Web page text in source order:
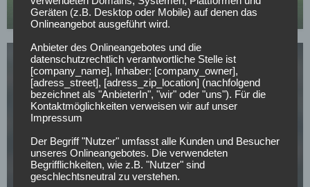
12.05.2026
CL-Sieg und dann weg? PSG-Star im Visier von
europäischen Topklubs
08.05.2026
Geräten (z.B. Desktop oder Mobile) auf denen das
Onlineangebot ausgeführt wird.
Anbieter des Onlineangebotes und die
datenschutzrechtlich verantwortliche Stelle ist
[company_name], Inhaber: [company_owner],
[adress_street], [adress_zip_location] (nachfolgend
bezeichnet als "AnbieterIn", "wir" oder "uns"). Für die
Kontaktmöglichkeiten verweisen wir auf unser
Impressum
Der Begriff "Nutzer" umfasst alle Kunden und Besucher
unseres Onlineangebotes. Die verwendeten
Begrifflichkeiten, wie z.B. "Nutzer" sind
geschlechtsneutral zu verstehen.